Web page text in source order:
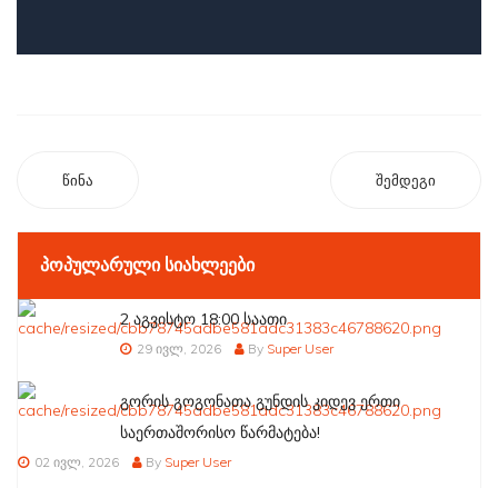
წინა შემდეგი
ᲞᲝᲞᲣᲚᲐᲠᲣᲚᲘ ᲡᲘᲐᲮᲚᲔᲔᲑᲘ
2 აგვისტო 18:00 საათი
29 ივლ, 2026 By Super User
გორის გოგონათა გუნდის კიდევ ერთი
საერთაშორისო წარმატება!
02 ივლ, 2026 By Super User